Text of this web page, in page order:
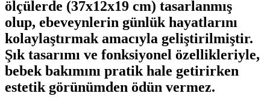
ölçülerde (37x12x19 cm) tasarlanmış
olup, ebeveynlerin günlük hayatlarını
kolaylaştırmak amacıyla geliştirilmiştir.
Şık tasarımı ve fonksiyonel özellikleriyle,
bebek bakımını pratik hale getirirken
estetik görünümden ödün vermez.